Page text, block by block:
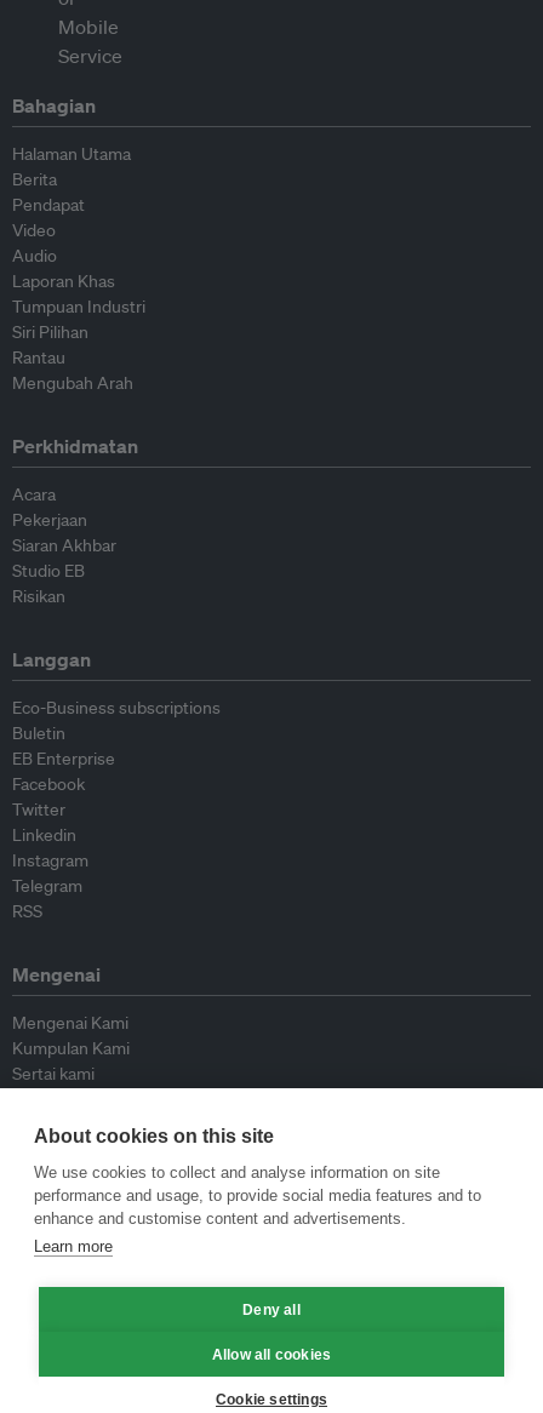
Bahagian
Halaman Utama
Berita
Pendapat
Video
Audio
Laporan Khas
Tumpuan Industri
Siri Pilihan
Rantau
Mengubah Arah
Perkhidmatan
Acara
Pekerjaan
Siaran Akhbar
Studio EB
Risikan
Langgan
Eco-Business subscriptions
Buletin
EB Enterprise
Facebook
Twitter
Linkedin
Instagram
Telegram
RSS
Mengenai
Mengenai Kami
Kumpulan Kami
Sertai kami
Peyumbang
Dasar
Siar Semula Garis Panduan
Garis Panduan Komentar
About cookies on this site
We use cookies to collect and analyse information on site
performance and usage, to provide social media features and to
enhance and customise content and advertisements.
Learn more
Deny all
Allow all cookies
Cookie settings